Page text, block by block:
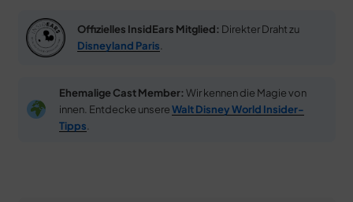
Offizielles InsidEars Mitglied: Direkter Draht zu
Disneyland Paris
Ehemalige Cast Member: Wir kennen die Magie von
innen. Entdecke unsereWalt Disney World Insider-
Tipps